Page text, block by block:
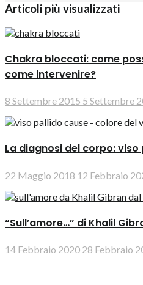
Articoli più visualizzati
Chakra bloccati: come
come intervenire?
8 Settembre 2015 5 Settembre
La diagnosi del corpo:
22 Maggio 2018 12 Febbraio
“Sull’amore…” di Khalil
14 Febbraio 2020 28 Febbraio